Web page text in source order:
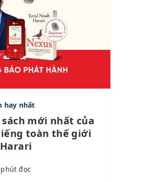
hay nhất
mới nhất của
toàn thế giới
đọc